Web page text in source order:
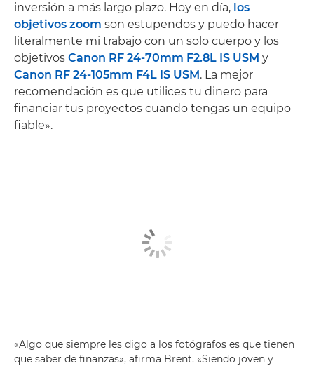
inversión a más largo plazo. Hoy en día, los
objetivos zoom son estupendos y puedo hacer
literalmente mi trabajo con un solo cuerpo y los
objetivos Canon RF 24-70mm F2.8L IS USM y
Canon RF 24-105mm F4L IS USM . La mejor
recomendación es que utilices tu dinero para
financiar tus proyectos cuando tengas un equipo
fiable».
«Algo que siempre les digo a los fotógrafos es que tienen
que saber de finanzas», afirma Brent. «Siendo joven y